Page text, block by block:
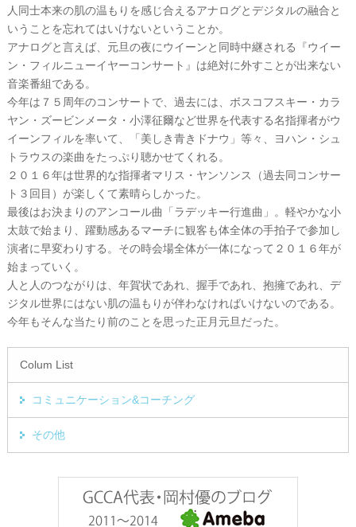
人同士本来の肌の温もりを感じ合えるアナログとデジタルの融合と
いうことを忘れてはいけないということか。
アナログと言えば、元旦の夜にウイーンと同時中継される『ウイー
ン・フィルニューイヤーコンサート』は絶対に外すことが出来ない
音楽番組である。
今年は７５周年のコンサートで、過去には、ボスコフスキー・カラ
ヤン・ズービンメータ・小澤征爾など世界を代表する名指揮者がウ
イーンフィルを率いて、「美しき青きドナウ」等々、ヨハン・シュ
トラウスの楽曲をたっぷり聴かせてくれる。
２０１６年は世界的な指揮者マリス・ヤンソンス（過去同コンサー
ト３回目）が楽しくて素晴らしかった。
最後はお決まりのアンコール曲「ラデッキー行進曲」。軽やかな小
太鼓で始まり、躍動感あるマーチに観客も体全体の手拍子で参加し
演者に早変わりする。その時会場全体が一体になって２０１６年が
始まっていく。
人と人のつながりは、年賀状であれ、握手であれ、抱擁であれ、デ
ジタル世界にはない肌の温もりが伴わなければいけないのである。
今年もそんな当たり前のことを思った正月元旦だった。
Colum List
コミュニケーション&コーチング
その他